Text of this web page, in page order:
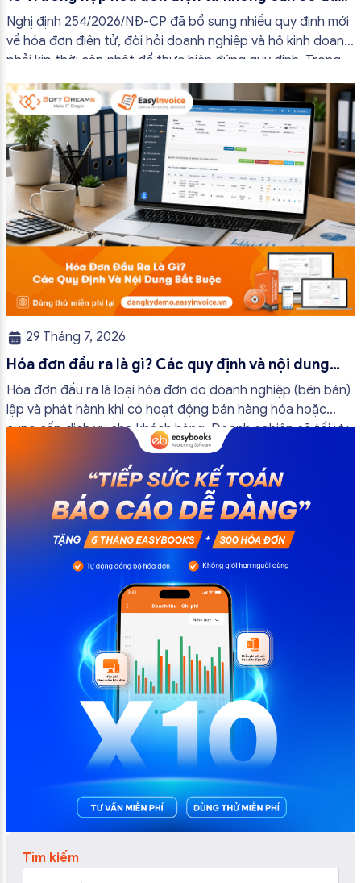
đủ nội dung từ 01/7/2026
Nghị định 254/2026/NĐ-CP đã bổ sung nhiều quy định mới
về hóa đơn điện tử, đòi hỏi doanh nghiệp và hộ kinh doanh
phải kịp thời cập nhật để thực hiện đúng quy định. Trong
bài viết này, hóa đơn điện tử EasyInvoice sẽ chia sẻ 13
trường hợp hóa đơn điện tử không cần […]
29 Tháng 7, 2026
Hóa đơn đầu ra là gì? Các quy định và nội dung
bắt buộc mới nhất
Hóa đơn đầu ra là loại hóa đơn do doanh nghiệp (bên bán)
lập và phát hành khi có hoạt động bán hàng hóa hoặc
cung cấp dịch vụ cho khách hàng. Doanh nghiệp sẽ tối ưu
quy trình vận hành và tránh được những án phạt hành
chính không đáng có nếu nắm rõ […]
Tìm kiếm